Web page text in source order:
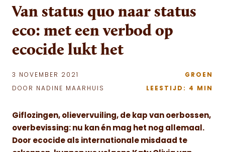
Van status quo naar status
eco: met een verbod op
ecocide lukt het
3 NOVEMBER 2021
DOOR NADINE MAARHUIS
GROEN
LEESTIJD: 4 MIN
Giflozingen, olievervuiling, de kap van oerbossen,
overbevissing: nu kan én mag het nog allemaal.
Door ecocide als internationale misdaad te